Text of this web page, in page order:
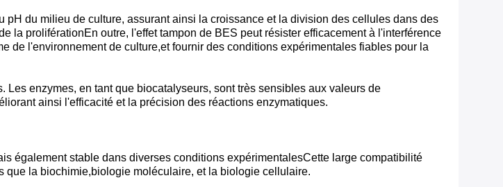
du milieu de culture, assurant ainsi la croissance et la division des cellules dans des
la proliférationEn outre, l'effet tampon de BES peut résister efficacement à l'interférence
de l'environnement de culture,et fournir des conditions expérimentales fiables pour la
enzymes, en tant que biocatalyseurs, sont très sensibles aux valeurs de
ainsi l'efficacité et la précision des réactions enzymatiques.
également stable dans diverses conditions expérimentalesCette large compatibilité
la biochimie,biologie moléculaire, et la biologie cellulaire.